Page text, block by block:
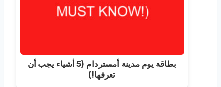
بطاقة يوم مدينة أمستردام (5 أشياء يجب أن
تعرفها!)